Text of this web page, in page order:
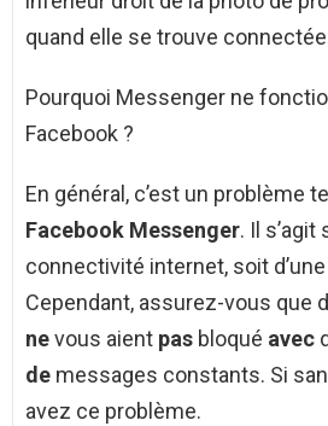
quand elle se trouve
Pourquoi Messenger ne
Facebook ?
En général, c’est un problème
Facebook Messenger. Il s’agit
connectivité internet, soit
Cependant, assurez-vous que
nevous aient pas bloqué avec
de messages constants. Si
avez ce problème.